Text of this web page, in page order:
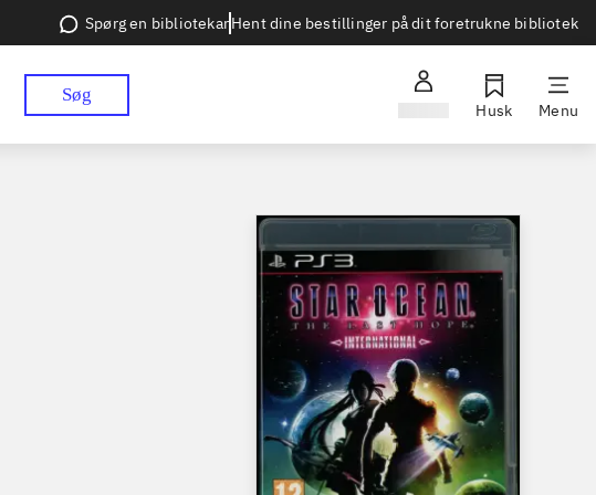
Spørg en bibliotekarHent dine bestillinger på dit foretrukne bibliotek
Søg
Husk Menu